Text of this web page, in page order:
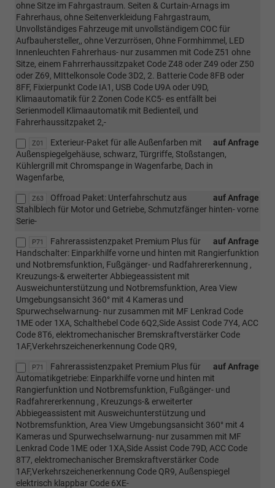
ohne Sitze im Fahrgastraum. Seiten & Curtain-Arnags im
Fahrerhaus, ohne Seitenverkleidung Fahrgastraum,
Unvollständiges Fahrzeuge mit unvollständigem COC für
Aufbauhersteller,, ohne Verzurrösen, Ohne Formhimmel, LED
Innenleuchten Fahrerhaus- nur zusammen mit Code Z51 ohne
Sitze, einem Fahrrerhaussitzpaket Code Z48 oder Z49 oder Z50
oder Z69, MIttelkonsole Code 3D2, 2. Batterie Code 8FB oder
8FF, Fixierpunkt Code IA1, USB Code U9A oder U9D,
Klimaautomatik für 2 Zonen Code KC5- es entfällt bei
Serienmodell Klimaautomatik mit Bedienteil, und
Fahrerhaussitzpaket 2,-
Z01 auf Anfrage
Exterieur-Paket für alle Außenfarben mit
Außenspiegelgehäuse, schwarz, Türgriffe, Stoßstangen,
Kühlergrill mit Chromspange in Wagenfarbe, Dach in
Wagenfarbe,
Z63 auf Anfrage
Offroad Paket: Unterfahrschutz aus
Stahlblech für Motor und Getriebe, Schmutzfänger hinten- vorne
Serie-
P71 auf Anfrage
Fahrerassistenzpaket Premium Plus für
Handschalter: Einparkhilfe vorne und hinten mit Rangierfunktion
und Notbremsfunktion, Fußgänger- und Radfahrererkennung ,
Kreuzungs-& erweiterter Abbiegeassistent mit
Ausweichunterstützung und Notbremsfunktion, Area View
Umgebungsansicht 360° mit 4 Kameras und
Spurwechselwarnung- nur zusammen mit MF Lenkrad Code
1ME oder 1XA, Schalthebel Code 6Q2,Side Assist Code 7Y4, ACC
Code 8T6, elektromechanischer Bremskraftverstärker Code
1AF,Verkehrszeichenerkennung Code QR9,
P71 auf Anfrage
Fahrerassistenzpaket Premium Plus für
Automatikgetriebe: Einparkhilfe vorne und hinten mit
Rangierfunktion und Notbremsfunktion, Fußgänger- und
Radfahrererkennung , Kreuzungs-& erweiterter
Abbiegeassistent mit Ausweichunterstützung und
Notbremsfunktion, Area View Umgebungsansicht 360° mit 4
Kameras und Spurwechselwarnung- nur zusammen mit MF
Lenkrad Code 1ME oder 1XA,Side Assist Code 79D, ACC Code
8T7, elektromechanischer Bremskraftverstärker Code
1AF,Verkehrszeichenerkennung Code QR9, Außenspiegel
elektrisch klappbar Code 6XE-